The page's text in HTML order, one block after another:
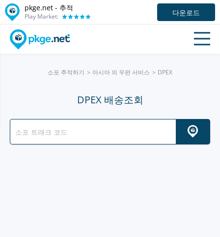
pkge.net - 추적
Play Market: 다운로드
소포 추적하기 아시아 의 우편 서비스 DPEX
DPEX 배송조회